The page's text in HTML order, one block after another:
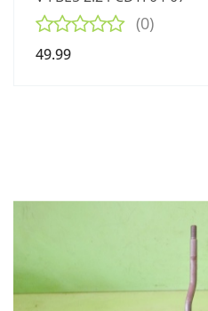
(0)
49.99